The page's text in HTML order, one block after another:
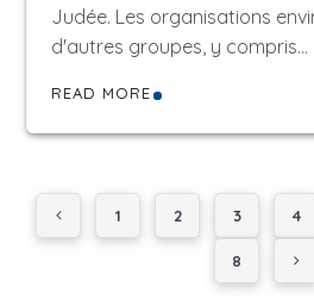
Judée. Les organisations
d'autres groupes, y compris…
READ MORE
1 2 3 4
8